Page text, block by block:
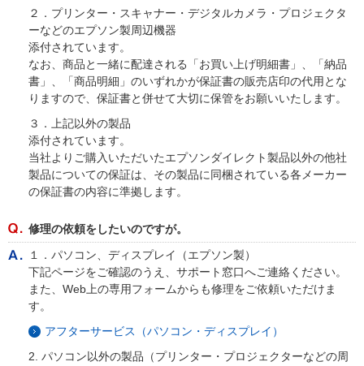
２．プリンター・スキャナー・デジタルカメラ・プロジェクタ
ーなどのエプソン製周辺機器
添付されています。
なお、商品と一緒に配達される「お買い上げ明細書」、「納品
書」、「商品明細」のいずれかが保証書の販売店印の代用とな
りますので、保証書と併せて大切に保管をお願いいたします。
３．上記以外の製品
添付されています。
当社よりご購入いただいたエプソンダイレクト製品以外の他社
製品についての保証は、その製品に同梱されている各メーカー
の保証書の内容に準拠します。
修理の依頼をしたいのですが。
１．パソコン、ディスプレイ（エプソン製）
下記ページをご確認のうえ、サポート窓口へご連絡ください。
また、Web上の専用フォームからも修理をご依頼いただけま
す。
アフターサービス（パソコン・ディスプレイ）
2. パソコン以外の製品（プリンター・プロジェクターなどの周